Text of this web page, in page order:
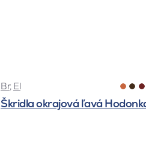
Br, El
Škridla okrajová ľavá